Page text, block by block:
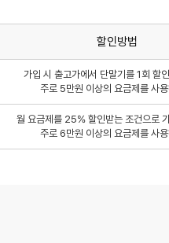
할인방법
가입 시 출고가에서 단말기를 1회 할
주로 5만원 이상의 요금제를 사
월 요금제를 25% 할인받는 조건으로
주로 6만원 이상의 요금제를 사